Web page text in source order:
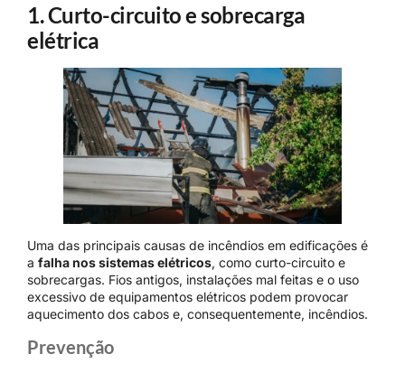
1. Curto-circuito e sobrecarga
elétrica
Uma das principais causas de incêndios em edificações é
a falha nos sistemas elétricos, como curto-circuito e
sobrecargas. Fios antigos, instalações mal feitas e o uso
excessivo de equipamentos elétricos podem provocar
aquecimento dos cabos e, consequentemente, incêndios.
Prevenção